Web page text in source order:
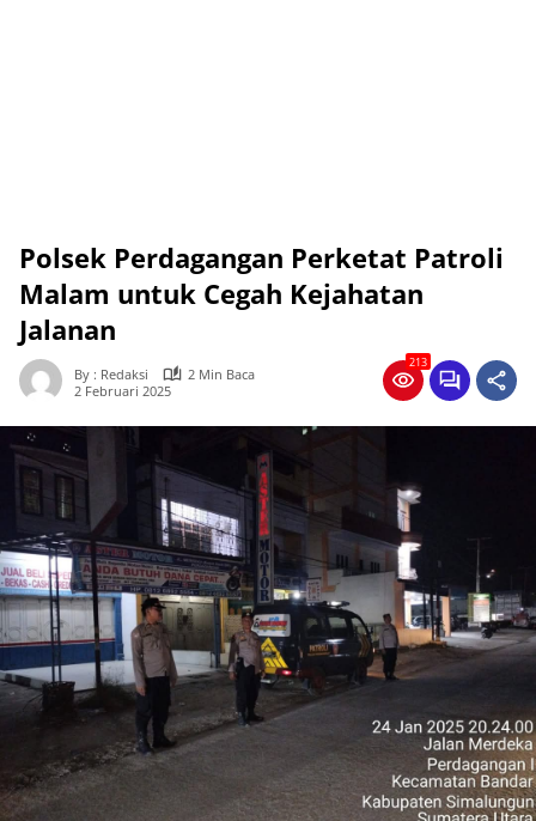
Polsek Perdagangan Perketat Patroli
Malam untuk Cegah Kejahatan
Jalanan
By : Redaksi
2 Min Baca
2 Februari 2025
213